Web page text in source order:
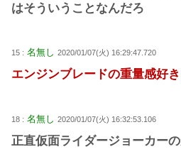
はそういうことなんだろ
15 : 名無し 2020/01/07(火) 16:29:47.720
エンジンブレードの重量感好き
18 : 名無し 2020/01/07(火) 16:32:53.106
正直仮面ライダージョーカー